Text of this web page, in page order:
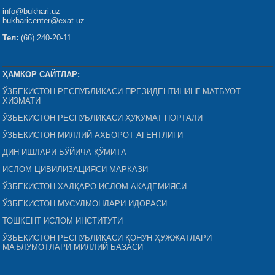
info@bukhari.uz
bukharicenter@exat.uz
Тел: (66) 240-20-11
ҲАМКОР САЙТЛАР:
ЎЗБЕКИСТОН РЕСПУБЛИКАСИ ПРЕЗИДЕНТИНИНГ МАТБУОТ
ХИЗМАТИ
ЎЗБЕКИСТОН РЕСПУБЛИКАСИ ҲУКУМАТ ПОРТАЛИ
ЎЗБЕКИСТОН МИЛЛИЙ АХБОРОТ АГЕНТЛИГИ
ДИН ИШЛАРИ БЎЙИЧА ҚЎМИТА
ИСЛОМ ЦИВИЛИЗАЦИЯСИ МАРКАЗИ
ЎЗБЕКИСТОН ХАЛҚАРО ИСЛОМ АКАДЕМИЯСИ
ЎЗБЕКИСТОН МУСУЛМОНЛАРИ ИДОРАСИ
ТОШКЕНТ ИСЛОМ ИНСТИТУТИ
ЎЗБЕКИСТОН РЕСПУБЛИКАСИ ҚОНУН ҲУЖЖАТЛАРИ
МАЪЛУМОТЛАРИ МИЛЛИЙ БАЗАСИ